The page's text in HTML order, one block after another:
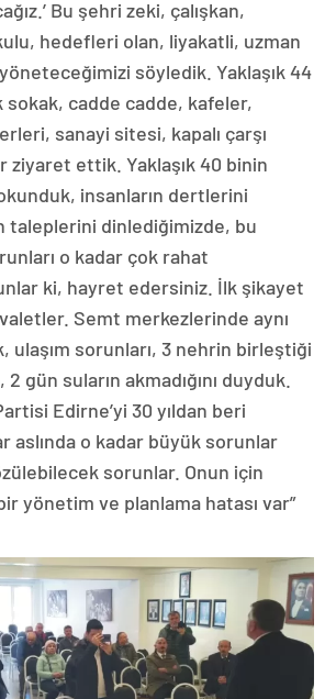
Bu şehri zeki, çalışkan,
hedefleri olan, liyakatli, uzman
söyledik. Yaklaşık 44
cadde cadde, kafeler,
sanayi sitesi, kapalı çarşı
ziyaret ettik. Yaklaşık 40 binin
insanların dertlerini
taleplerini dinlediğimizde, bu
o kadar çok rahat
ki, hayret edersiniz. İlk şikayet
Semt merkezlerinde aynı
ulaşım sorunları, 3 nehrin birleştiği
gün suların akmadığını duyduk.
Edirne’yi 30 yıldan beri
aslında o kadar büyük sorunlar
sorunlar. Onun için
yönetim ve planlama hatası var”